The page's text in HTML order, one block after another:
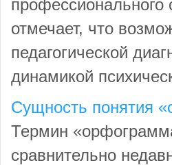
профессионального
отмечает, что
педагогической
динамикой
Сущность понятия
Термин
сравнительно